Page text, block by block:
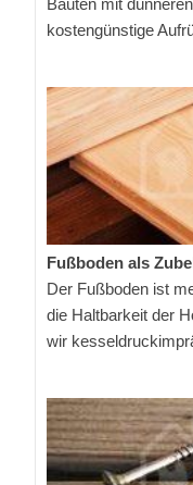
kostengünstige
Fußboden als
Der Fußboden ist
die Haltbarkeit der
wir